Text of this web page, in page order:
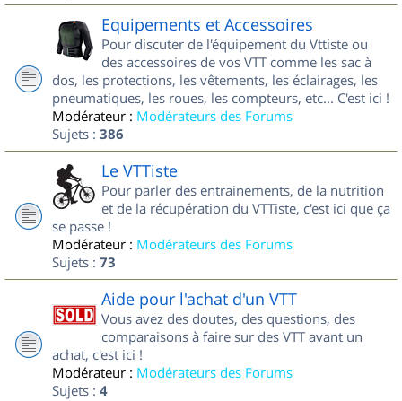
Equipements et Accessoires
Pour discuter de l'équipement du Vttiste ou
des accessoires de vos VTT comme les sac à
dos, les protections, les vêtements, les éclairages, les
pneumatiques, les roues, les compteurs, etc... C'est ici !
Modérateur : Modérateurs des Forums
Sujets : 386
Le VTTiste
Pour parler des entrainements, de la nutrition
et de la récupération du VTTiste, c'est ici que ça
se passe !
Modérateur : Modérateurs des Forums
Sujets : 73
Aide pour l'achat d'un VTT
Vous avez des doutes, des questions, des
comparaisons à faire sur des VTT avant un
achat, c'est ici !
Modérateur : Modérateurs des Forums
Sujets : 4